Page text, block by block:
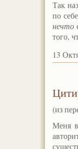
Так
по
нечто
того,
13
(из
Меня